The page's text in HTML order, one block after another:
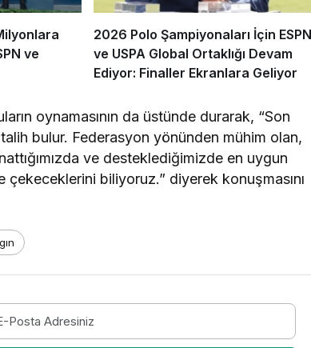
ve
2026 Polo Şampiyonaları İçin
ve USPA Global Ortaklığı Devam
Ediyor: Finaller Ekranlara Geliyor
oynamasının da üstünde durarak, “Son
bulur. Federasyon yönünden mühim olan,
ve desteklediğimizde en uygun
biliyoruz.” diyerek konuşmasını